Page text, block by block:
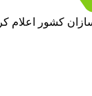
کشور اعلام